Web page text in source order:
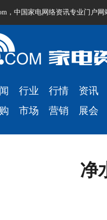
，中国家电网络资讯专业门户网
行业 行情 资讯
市场 营销 展会
净